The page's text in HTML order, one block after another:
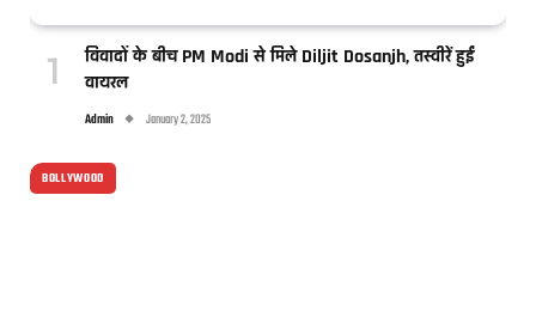
विवादों के बीच PM Modi से मिले Diljit Dosanjh, तस्वीरें हुईं
वायरल
Admin January 2, 2025
BOLLYWOOD